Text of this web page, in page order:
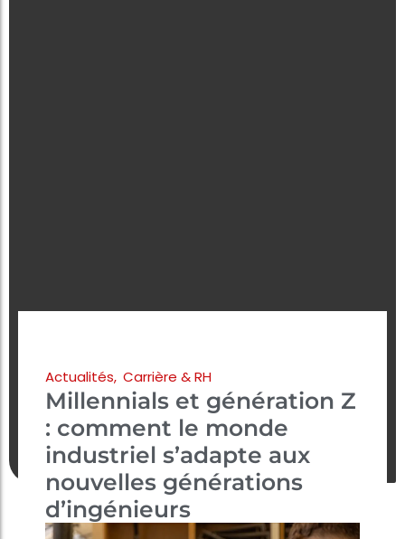
Actualités, Carrière & RH
Millennials et génération Z
: comment le monde
industriel s’adapte aux
nouvelles générations
d’ingénieurs